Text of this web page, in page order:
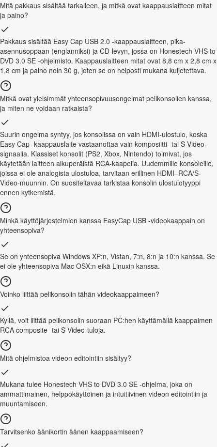
Mitä pakkaus sisältää tarkalleen, ja mitkä ovat kaappauslaitteen mitat
ja paino?
Pakkaus sisältää Easy Cap USB 2.0 -kaappauslaitteen, pika-
asennusoppaan (englanniksi) ja CD-levyn, jossa on Honestech VHS to
DVD 3.0 SE -ohjelmisto. Kaappauslaitteen mitat ovat 8,8 cm x 2,8 cm x
1,8 cm ja paino noin 30 g, joten se on helposti mukana kuljetettava.
Mitkä ovat yleisimmät yhteensopivuusongelmat pelikonsolien kanssa,
ja miten ne voidaan ratkaista?
Suurin ongelma syntyy, jos konsolissa on vain HDMI-ulostulo, koska
Easy Cap -kaappauslaite vastaanottaa vain komposiitti- tai S-Video-
signaalia. Klassiset konsolit (PS2, Xbox, Nintendo) toimivat, jos
käytetään laitteen alkuperäistä RCA-kaapelia. Uudemmille konsoleille,
joissa ei ole analogista ulostuloa, tarvitaan erillinen HDMI–RCA/S-
Video-muunnin. On suositeltavaa tarkistaa konsolin ulostulotyyppi
ennen kytkemistä.
Minkä käyttöjärjestelmien kanssa EasyCap USB -videokaappain on
yhteensopiva?
Se on yhteensopiva Windows XP:n, Vistan, 7:n, 8:n ja 10:n kanssa. Se
ei ole yhteensopiva Mac OSX:n eikä Linuxin kanssa.
Voinko liittää pelikonsolin tähän videokaappaimeen?
Kyllä, voit liittää pelikonsolin suoraan PC:hen käyttämällä kaappaimen
RCA composite- tai S-Video-tuloja.
Mitä ohjelmistoa videon editointiin sisältyy?
Mukana tulee Honestech VHS to DVD 3.0 SE -ohjelma, joka on
ammattimainen, helppokäyttöinen ja intuitiivinen videon editointiin ja
muuntamiseen.
Tarvitsenko äänikortin äänen kaappaamiseen?